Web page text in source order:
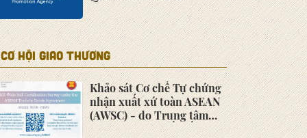
PRODUCT SHOWCASE
2022”
CƠ HỘI GIAO THƯƠNG
Khảo sát Cơ chế Tự chứng
nhận xuất xứ toàn ASEAN
(AWSC) - do Trung tâm
Thương mại Quốc tế (ITC)